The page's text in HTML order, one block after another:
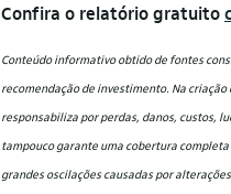
Confira o relatório gratuito
Conteúdo informativo obtido de fontes
recomendação de investimento. Na
responsabiliza por perdas, danos, custos,
tampouco garante uma cobertura
grandes oscilações causadas por